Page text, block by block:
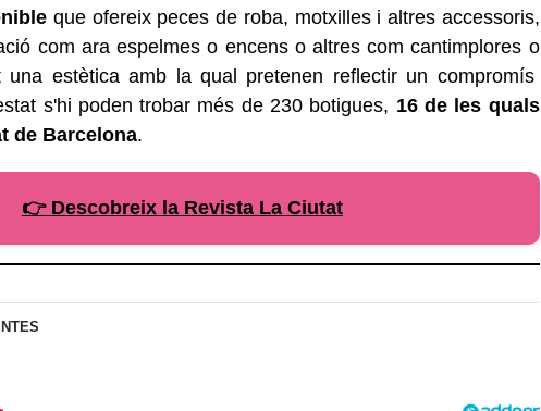
que ofereix peces de roba, motxilles i altres accessoris,
com ara espelmes o encens o altres com cantimplores o
una estètica amb la qual pretenen reflectir un compromís
s'hi poden trobar més de 230 botigues, 16 de les quals
de Barcelona.
👉 Descobreix la Revista La Ciutat